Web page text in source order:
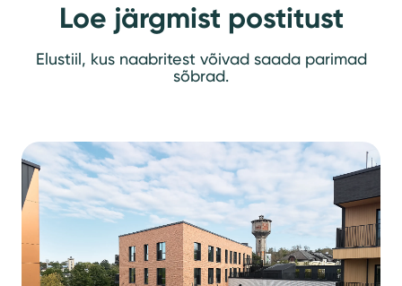
Loe järgmist postitust
Elustiil, kus naabritest võivad saada parimad
sõbrad.